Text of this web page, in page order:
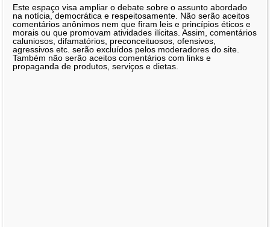
Este espaço visa ampliar o debate sobre o assunto abordado
na notícia, democrática e respeitosamente. Não serão aceitos
comentários anônimos nem que firam leis e princípios éticos e
morais ou que promovam atividades ilícitas. Assim, comentários
caluniosos, difamatórios, preconceituosos, ofensivos,
agressivos etc. serão excluídos pelos moderadores do site.
Também não serão aceitos comentários com links e
propaganda de produtos, serviços e dietas.